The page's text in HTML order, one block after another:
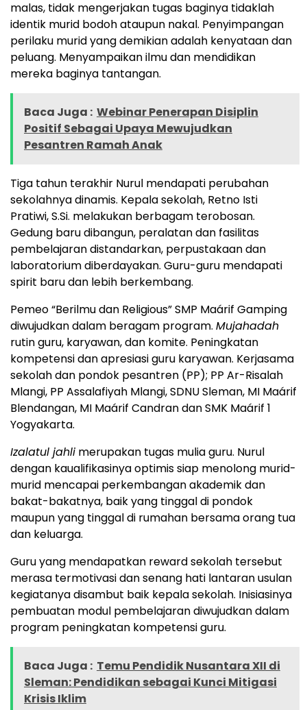
malas, tidak mengerjakan tugas baginya tidaklah
identik murid bodoh ataupun nakal. Penyimpangan
perilaku murid yang demikian adalah kenyataan dan
peluang. Menyampaikan ilmu dan mendidikan
mereka baginya tantangan.
Baca Juga : Webinar Penerapan Disiplin
Positif Sebagai Upaya Mewujudkan
Pesantren Ramah Anak
Tiga tahun terakhir Nurul mendapati perubahan
sekolahnya dinamis. Kepala sekolah, Retno Isti
Pratiwi, S.Si. melakukan berbagam terobosan.
Gedung baru dibangun, peralatan dan fasilitas
pembelajaran distandarkan, perpustakaan dan
laboratorium diberdayakan. Guru-guru mendapati
spirit baru dan lebih berkembang.
Pemeo “Berilmu dan Religious” SMP Maárif Gamping
diwujudkan dalam beragam program. Mujahadah
rutin guru, karyawan, dan komite. Peningkatan
kompetensi dan apresiasi guru karyawan. Kerjasama
sekolah dan pondok pesantren (PP); PP Ar-Risalah
Mlangi, PP Assalafiyah Mlangi, SDNU Sleman, MI Maárif
Blendangan, MI Maárif Candran dan SMK Maárif 1
Yogyakarta.
Izalatul jahli merupakan tugas mulia guru. Nurul
dengan kaualifikasinya optimis siap menolong murid-
murid mencapai perkembangan akademik dan
bakat-bakatnya, baik yang tinggal di pondok
maupun yang tinggal di rumahan bersama orang tua
dan keluarga.
Guru yang mendapatkan reward sekolah tersebut
merasa termotivasi dan senang hati lantaran usulan
kegiatanya disambut baik kepala sekolah. Inisiasinya
pembuatan modul pembelajaran diwujudkan dalam
program peningkatan kompetensi guru.
Baca Juga : Temu Pendidik Nusantara XII di
Sleman: Pendidikan sebagai Kunci Mitigasi
Krisis Iklim